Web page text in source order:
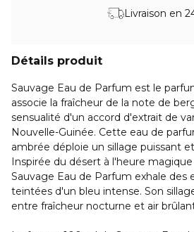
Livraison en
Détails produit
Sauvage Eau de Parfum est le
associe la fraîcheur de la note de
sensualité d'un accord d'extrait de
Nouvelle-Guinée. Cette eau de
ambrée déploie un sillage puissant
Inspirée du désert à l'heure
Sauvage Eau de Parfum exhale des
teintées d'un bleu intense. Son
entre fraîcheur nocturne et air